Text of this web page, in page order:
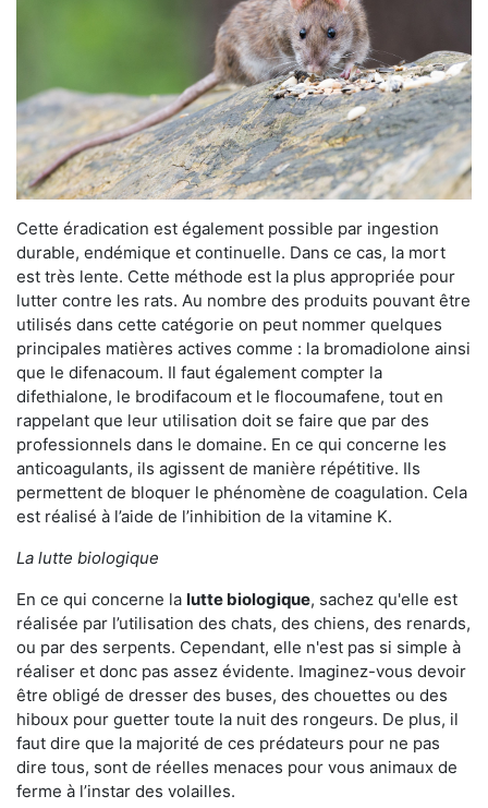
Cette éradication est également possible par ingestion
durable, endémique et continuelle. Dans ce cas, la mort
est très lente. Cette méthode est la plus appropriée pour
lutter contre les rats. Au nombre des produits pouvant être
utilisés dans cette catégorie on peut nommer quelques
principales matières actives comme : la bromadiolone ainsi
que le difenacoum. Il faut également compter la
difethialone, le brodifacoum et le flocoumafene, tout en
rappelant que leur utilisation doit se faire que par des
professionnels dans le domaine. En ce qui concerne les
anticoagulants, ils agissent de manière répétitive. Ils
permettent de bloquer le phénomène de coagulation. Cela
est réalisé à l’aide de l’inhibition de la vitamine K.
La lutte biologique
En ce qui concerne la lutte biologique, sachez qu'elle est
réalisée par l’utilisation des chats, des chiens, des renards,
ou par des serpents. Cependant, elle n'est pas si simple à
réaliser et donc pas assez évidente. Imaginez-vous devoir
être obligé de dresser des buses, des chouettes ou des
hiboux pour guetter toute la nuit des rongeurs. De plus, il
faut dire que la majorité de ces prédateurs pour ne pas
dire tous, sont de réelles menaces pour vous animaux de
ferme à l’instar des volailles.